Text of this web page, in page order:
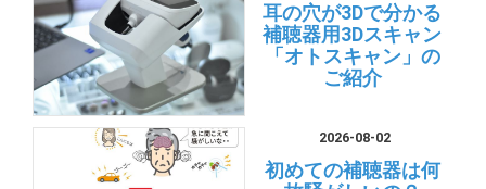
耳の穴が3Dで分かる
補聴器用3Dスキャン
「オトスキャン」の
ご紹介
2026-08-02
初めての補聴器は何